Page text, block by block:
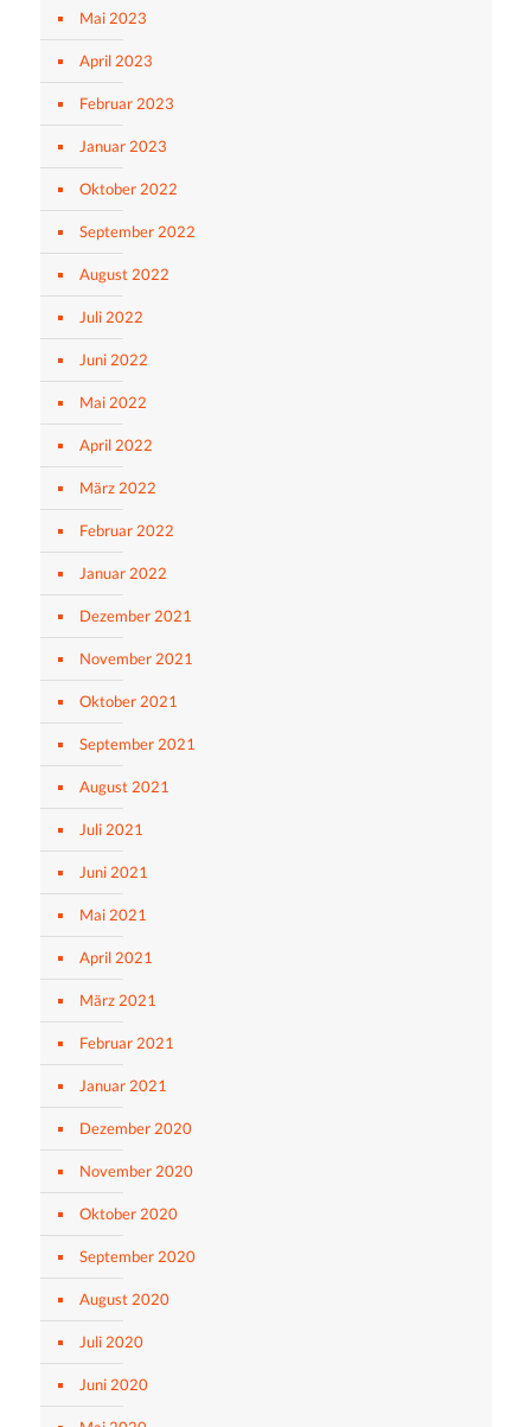
Mai 2023
April 2023
Februar 2023
Januar 2023
Oktober 2022
September 2022
August 2022
Juli 2022
Juni 2022
Mai 2022
April 2022
März 2022
Februar 2022
Januar 2022
Dezember 2021
November 2021
Oktober 2021
September 2021
August 2021
Juli 2021
Juni 2021
Mai 2021
April 2021
März 2021
Februar 2021
Januar 2021
Dezember 2020
November 2020
Oktober 2020
September 2020
August 2020
Juli 2020
Juni 2020